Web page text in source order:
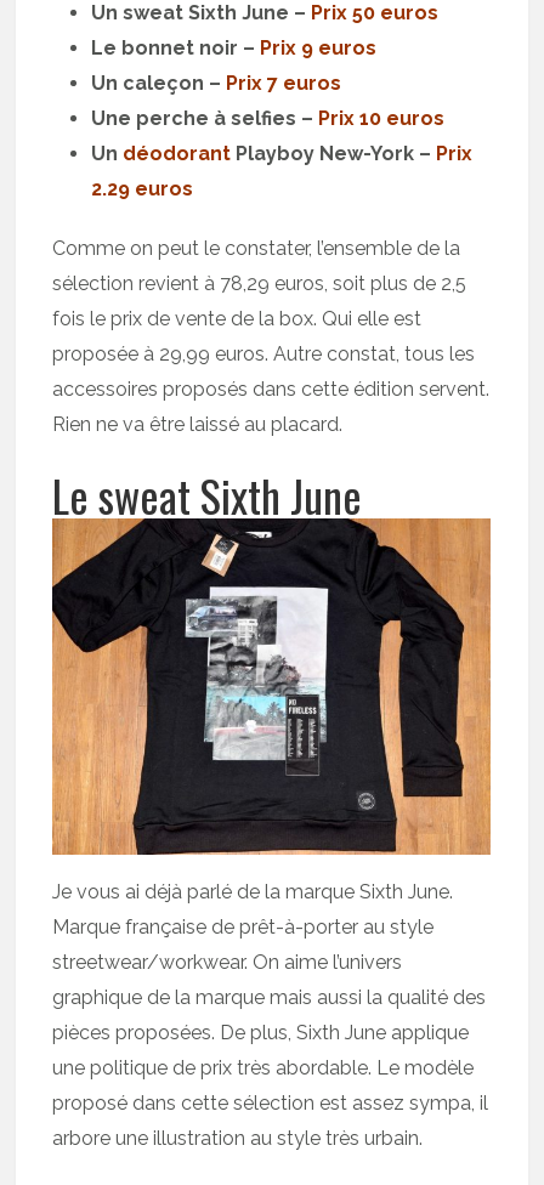
Un sweat Sixth June – Prix 50 euros
Le bonnet noir – Prix 9 euros
Un caleçon – Prix 7 euros
Une perche à selfies – Prix 10 euros
Un déodorant Playboy New-York – Prix
2.29 euros
Comme on peut le constater, l’ensemble de la
sélection revient à 78,29 euros, soit plus de 2,5
fois le prix de vente de la box. Qui elle est
proposée à 29,99 euros. Autre constat, tous les
accessoires proposés dans cette édition servent.
Rien ne va être laissé au placard.
Le sweat Sixth June
Je vous ai déjà parlé de la marque Sixth June.
Marque française de prêt-à-porter au style
streetwear/workwear. On aime l’univers
graphique de la marque mais aussi la qualité des
pièces proposées. De plus, Sixth June applique
une politique de prix très abordable. Le modèle
proposé dans cette sélection est assez sympa, il
arbore une illustration au style très urbain.